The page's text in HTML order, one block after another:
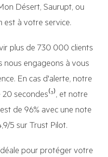
Désert, Saurupt, ou
est à votre service.
plus de 730 000 clients
nous engageons à vous
En cas d'alerte, notre
secondes⁽³⁾, et notre
de 96% avec une note
5 sur Trust Pilot.
pour protéger votre